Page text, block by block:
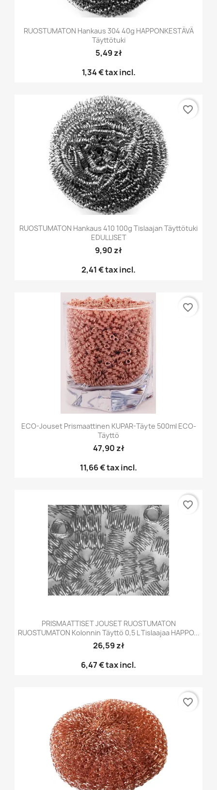
RUOSTUMATON Hankaus 304 40g HAPPONKESTÄVÄ
Täyttötuki
5,49 zł
1,34 €tax incl.
RUOSTUMATON Hankaus 410 100g Tislaajan Täyttötuki
EDULLISET
9,90 zł
2,41 €tax incl.
favorite_border
ECO-Jouset Prismaattinen KUPAR-Täyte 500ml ECO-
Täyttö
47,90 zł
11,66 €tax incl.
favorite_border
PRISMAATTISET JOUSET RUOSTUMATON
RUOSTUMATON Kolonnin Täyttö 0,5 L Tislaajaa HAPPO...
26,59 zł
6,47 €tax incl.
favorite_border
favorite_border